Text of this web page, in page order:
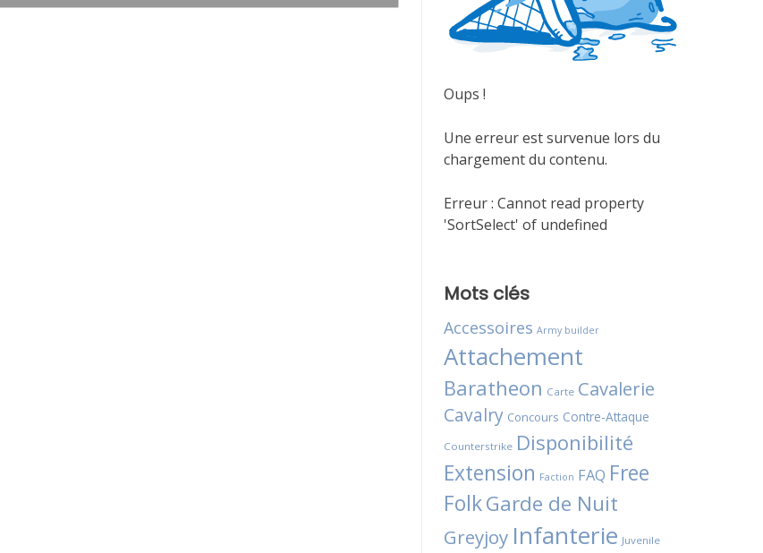
Oups !
Une erreur est survenue lors du
chargement du contenu.
Erreur : Cannot read property
'SortSelect' of undefined
Mots clés
Accessoires Army builder
Attachement
Baratheon Carte Cavalerie
Cavalry Concours Contre-Attaque
Counterstrike Disponibilité
Extension Faction FAQ Free
FolkGarde de Nuit
Greyjoy Infanterie Juvenile